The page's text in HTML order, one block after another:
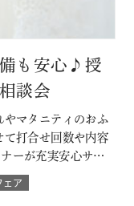
備も安心♪授
談会
やマタニティのおふ
て打合せ回数や内容
ーが充実安心サポ
ップルが不安な部
などもすべて結婚
ェア